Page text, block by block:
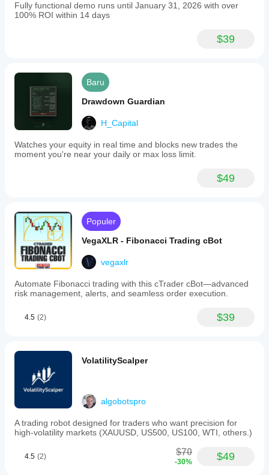
Fully functional demo runs until January 31, 2026 with over
100% ROI within 14 days
$39
Baru
Drawdown Guardian
H_Capital
Watches your equity in real time and blocks new trades the
moment you're near your daily or max loss limit.
$49
Populer
VegaXLR - Fibonacci Trading cBot
vegaxlr
Automate Fibonacci trading with this cTrader cBot—advanced
risk management, alerts, and seamless order execution.
4.5 (2) $39
VolatilityScalper
algobotspro
A trading robot designed for traders who want precision for
high-volatility markets (XAUUSD, US500, US100, WTI, others.)
4.5 (2) $70
-30% $49